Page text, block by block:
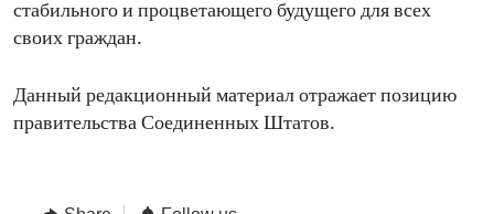
стабильного и процветающего будущего для всех
своих граждан.
Данный редакционный материал отражает позицию
правительства Соединенных Штатов.